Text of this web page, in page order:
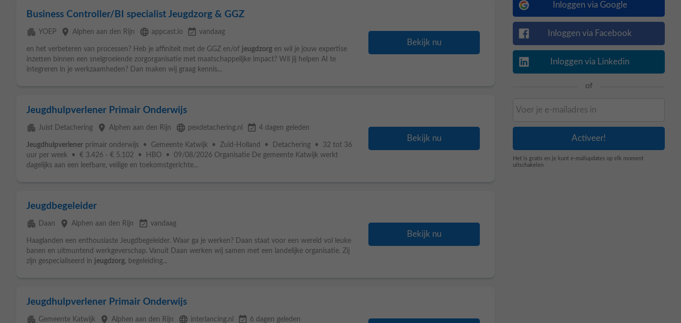
Business Controller/BI specialist Jeugdzorg & GGZ
apartment YOEP place Alphen aan den Rijn language appcast.io event_available vandaag
en het verbeteren van processen? Heb je affiniteit met de GGZ en/of jeugdzorg en wil je jouw expertise
inzetten binnen een snelgroeiende zorgorganisatie met maatschappelijke impact? Wil jij helpen AI te
integreren in je werkzaamheden? Dan maken wij graag kennis...
Bekijk nu
Jeugdhulpverlener Primair Onderwijs
apartment Juist Detachering place Alphen aan den Rijn language pexdetachering.nl event_available 4 dagen geleden
Jeugdhulpverlener primair onderwijs • Gemeente Katwijk • Zuid-Holland • Detachering • 32 tot 36
uur per week • € 3.426 - € 5.102 • HBO • 09/08/2026 Organisatie De gemeente Katwijk werkt
dagelijks aan een leefbare, veilige en toekomstgerichte...
Bekijk nu
Jeugdbegeleider
apartment Daan place Alphen aan den Rijn event_available vandaag
Haaglanden een enthousiaste Jeugdbegeleider. Waar ga je werken? Daan staat voor een wereld vol leuke
banen en uitmuntend werkgeverschap. Vanuit Daan werken wij samen met een landelijke organisatie. Zij
zijn gespecialiseerd in jeugdzorg, begeleiding...
Bekijk nu
Jeugdhulpverlener Primair Onderwijs
apartment Gemeente Katwijk place Alphen aan den Rijn language interlancing.nl event_available 6 dagen geleden
Inloggen via Google
Inloggen via Facebook
Inloggen via Linkedin
of
Het is gratis en je kunt e-mailupdates op elk moment
uitschakelen